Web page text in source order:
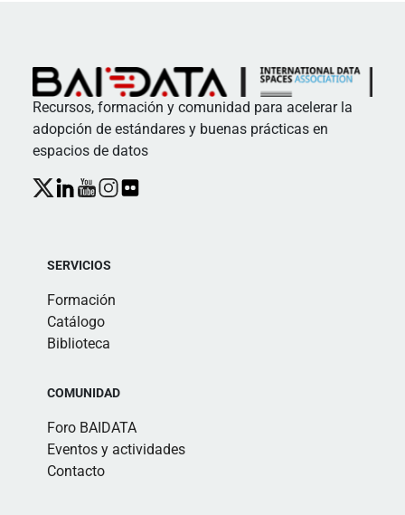
Recursos, formación y comunidad para acelerar la
adopción de estándares y buenas prácticas en
espacios de datos
SERVICIOS
Formación
Catálogo
Biblioteca
COMUNIDAD
Foro BAIDATA
Eventos y actividades
Contacto